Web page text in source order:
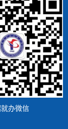
办微信